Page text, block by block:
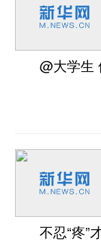
@大学生
不忍“疼”